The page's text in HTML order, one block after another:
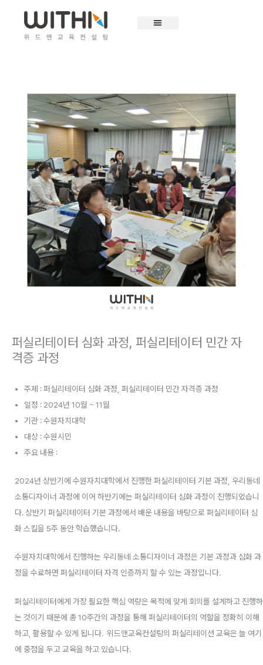
퍼실리테이터 심화 과정, 퍼실리테이터 민간 자
격증 과정
주제 : 퍼실리테이터 심화 과정, 퍼실리테이터 민간 자격증 과정
일정 : 2024년 10월 ~ 11월
기관 : 수원자치대학
대상 : 수원시민
주요 내용 :
2024년 상반기에 수원자치대학에서 진행한 퍼실리테이터 기본 과정, 우리동네
소통디자이너 과정에 이어 하반기에는 퍼실리테이터 심화 과정이 진행되었습니
다. 상반기 퍼실리테이터 기본 과정에서 배운 내용을 바탕으로 퍼실리테이터 심
화 스킬을 5주 동안 학습했습니다.
수원자치대학에서 진행하는 우리동네 소통디자이너 과정은 기본 과정과 심화 과
정을 수료하면 퍼실리테이터 자격 인증까지 할 수 있는 과정입니다.
퍼실리테이터에게 가장 필요한 핵심 역량은 목적에 맞게 회의를 설계하고 진행하
는 것이기 때문에 총 10주간의 과정을 통해 퍼실리테이터의 역할을 정확히 이해
하고, 활용할 수 있게 됩니다. 위드앤교육컨설팅의 퍼실리테이션 교육은 늘 여기
에 중점을 두고 교육을 하고 있습니다.